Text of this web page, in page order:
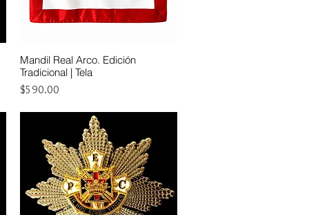
Vista rápida
Mandil Real Arco. Edición
Tradicional | Tela
Precio
$590.00